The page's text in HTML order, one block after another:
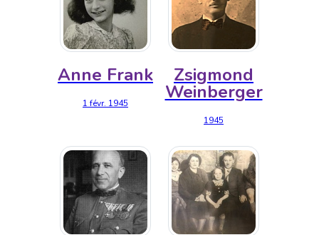
Anne Frank
1 févr. 1945
Zsigmond
Weinberger
1945